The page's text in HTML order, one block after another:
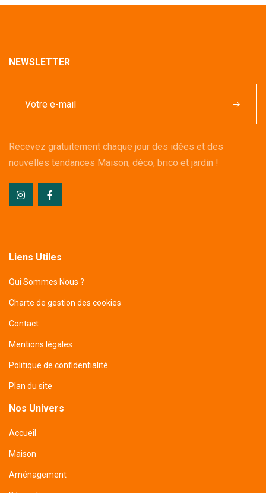
NEWSLETTER
Recevez gratuitement chaque jour des idées et des
nouvelles tendances Maison, déco, brico et jardin !
Liens Utiles
Qui Sommes Nous ?
Charte de gestion des cookies
Contact
Mentions légales
Politique de confidentialité
Plan du site
Nos Univers
Accueil
Maison
Aménagement